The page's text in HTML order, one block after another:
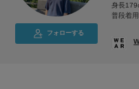
フォローする
身長
普段着